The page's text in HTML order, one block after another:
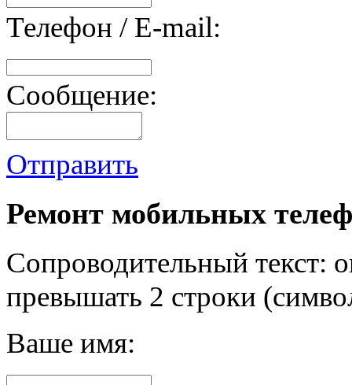
Телефон / E-mail:
Сообщение:
Отправить
Ремонт мобильных
Сопроводительный текст:
превышать 2 строки
Ваше имя: